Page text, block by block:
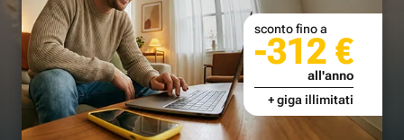
sconto fino a
-312 €
all'anno
+ giga illimitati